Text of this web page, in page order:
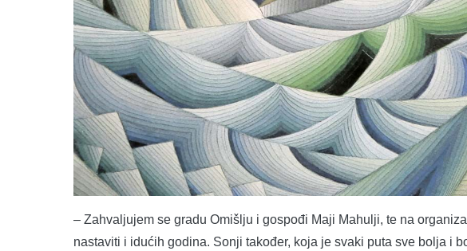
– Zahvaljujem se gradu Omišlju i gospođi Maji Mahulji, te na
nastaviti i idućih godina. Sonji također, koja je svaki puta sve bolja i